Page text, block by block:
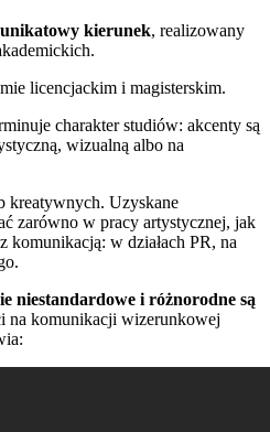
unikatowy kierunek, realizowany
licencjackim i magisterskim.
charakter studiów: akcenty są
wizualną albo na
kreatywnych. Uzyskane
zarówno w pracy artystycznej, jak
komunikacją: w działach PR, na
niestandardowe i różnorodne są
na komunikacji wizerunkowej